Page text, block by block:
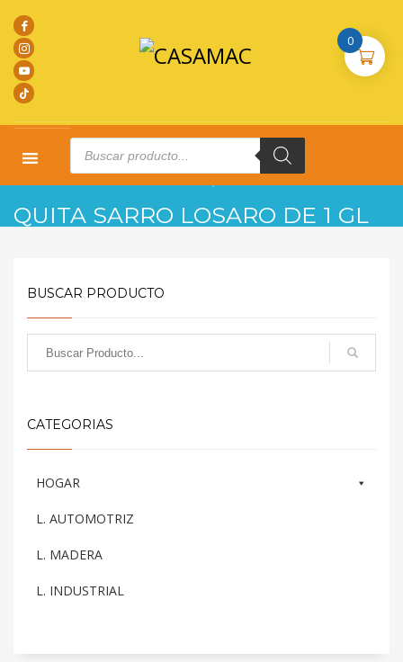
Products
search
QUITA SARRO LOSARO DE 1 GL
BUSCAR PRODUCTO
CATEGORIAS
HOGAR
L. AUTOMOTRIZ
L. MADERA
L. INDUSTRIAL
0